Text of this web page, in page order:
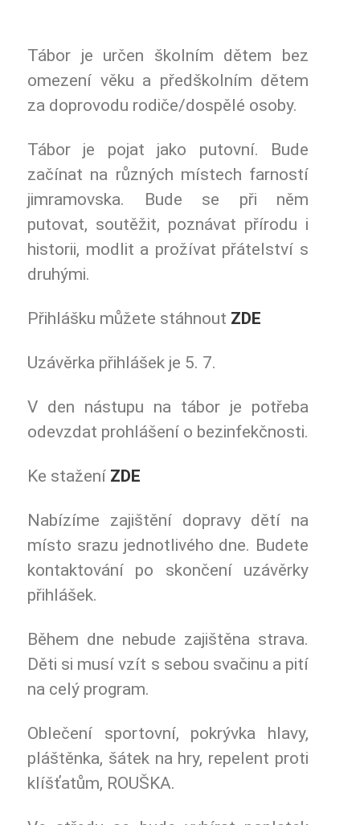
Tábor je určen školním dětem bez
omezení věku a předškolním dětem
za doprovodu rodiče/dospělé osoby.
Tábor je pojat jako putovní. Bude
začínat na různých místech farností
jimramovska. Bude se při něm
putovat, soutěžit, poznávat přírodu i
historii, modlit a prožívat přátelství s
druhými.
Přihlášku můžete stáhnout ZDE
Uzávěrka přihlášek je 5. 7.
V den nástupu na tábor je potřeba
odevzdat prohlášení o bezinfekčnosti.
Ke stažení ZDE
Nabízíme zajištění dopravy dětí na
místo srazu jednotlivého dne. Budete
kontaktování po skončení uzávěrky
přihlášek.
Během dne nebude zajištěna strava.
Děti si musí vzít s sebou svačinu a pití
na celý program.
Oblečení sportovní, pokrývka hlavy,
pláštěnka, šátek na hry, repelent proti
klíšťatům, ROUŠKA.